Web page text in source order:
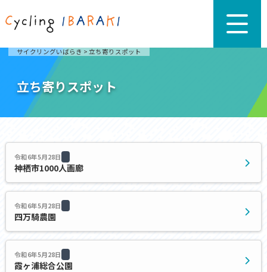
サイクリングいばらき > 立ち寄りスポット
立ち寄りスポット
令和6年5月28日
神栖市1000人画廊
令和6年5月28日
四万騎農園
令和6年5月28日
霞ヶ浦総合公園